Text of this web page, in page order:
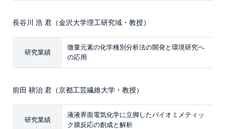
長谷川 浩 君（金沢大学理工研究域・教授）
研究業績
微量元素の化学種別分析法の開発と環境研究へ
の応用
前田 耕治 君（京都工芸繊維大学・教授）
研究業績
液液界面電気化学に立脚したバイオミメティッ
ク膜反応の創成と解析